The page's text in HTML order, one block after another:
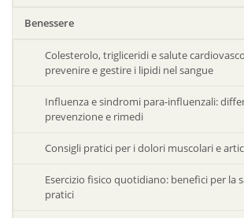
Benessere
Colesterolo, trigliceridi e salute
prevenire e gestire i lipidi nel sangue
Influenza e sindromi para-influenzali:
prevenzione e rimedi
Consigli pratici per i dolori muscolari e
Esercizio fisico quotidiano: benefici per la
pratici